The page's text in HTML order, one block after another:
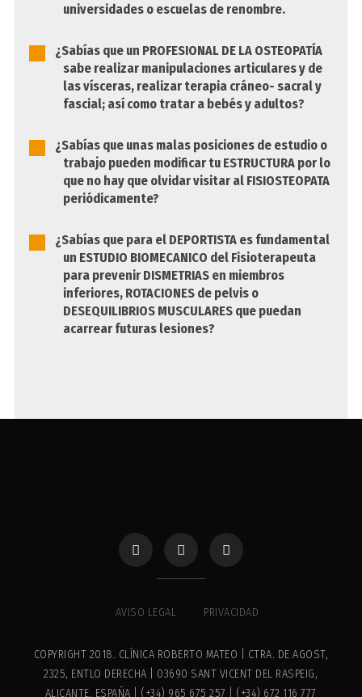
universidades o escuelas de renombre.
¿Sabías que un PROFESIONAL DE LA OSTEOPATÍA
sabe realizar manipulaciones articulares y de
las vísceras, realizar terapia cráneo- sacral y
fascial; así como tratar a bebés y adultos?
¿Sabías que unas malas posiciones de estudio o
trabajo pueden modificar tu ESTRUCTURA por lo
que no hay que olvidar visitar al FISIOSTEOPATA
periódicamente?
¿Sabías que para el DEPORTISTA es fundamental
un ESTUDIO BIOMECANICO del Fisioterapeuta
para prevenir DISMETRIAS en miembros
inferiores, ROTACIONES de pelvis o
DESEQUILIBRIOS MUSCULARES que puedan
acarrear futuras lesiones?
AVISO LEGAL PRIVACIDAD
COPYRIGHT 2018. CLÍNICA ROBERTO MATEO | CTRA. DE AGOST,
2325, ENTLO DERECHA | 03690 SANT VICENT DEL RASPEIG,
ALICANTE. ESPAÑA | (+34) 965 675 257 | (+34) 672 116 777